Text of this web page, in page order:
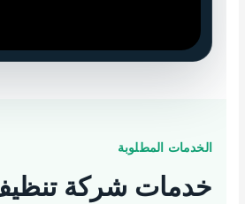
الخدمات المطلوبة
خدمات شركة